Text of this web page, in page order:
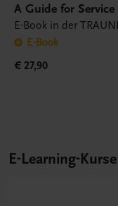
A Guide for
E-Book in der
E-Book
€ 27,90
E-Learning-Kurse